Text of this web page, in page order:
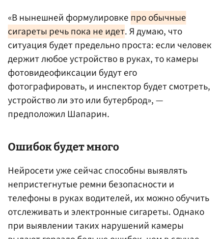
«В нынешней формулировке про обычные
сигареты речь пока не идет. Я думаю, что
ситуация будет предельно проста: если человек
держит любое устройство в руках, то камеры
фотовидеофиксации будут его
фотографировать, и инспектор будет смотреть,
устройство ли это или бутерброд», —
предположил Шапарин.
Ошибок будет много
Нейросети уже сейчас способны выявлять
непристегнутые ремни безопасности и
телефоны в руках водителей, их можно обучить
отслеживать и электронные сигареты. Однако
при выявлении таких нарушений камеры